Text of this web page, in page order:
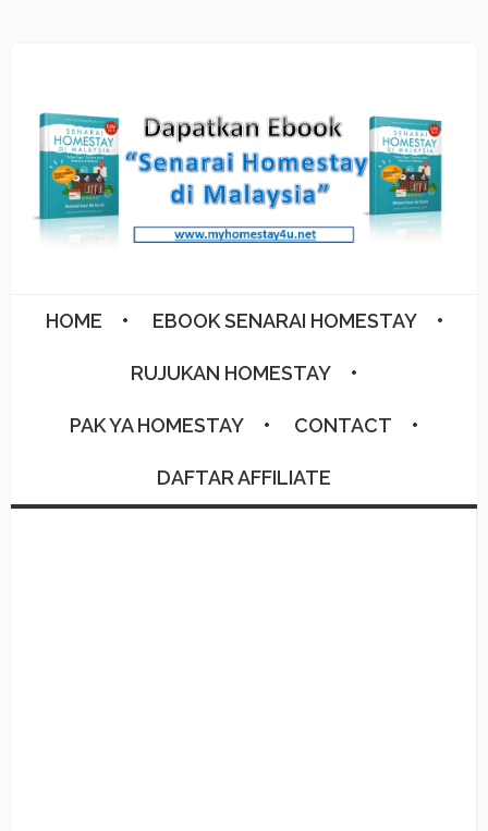
HOME EBOOK SENARAI HOMESTAY
RUJUKAN HOMESTAY
PAK YA HOMESTAY CONTACT
DAFTAR AFFILIATE